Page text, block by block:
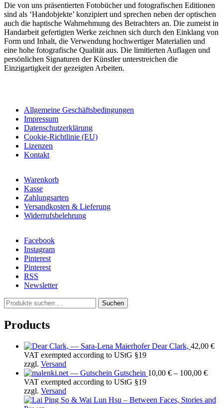
Die von uns präsentierten Fotobücher und fotografischen Editionen
sind als ‘Handobjekte’ konzipiert und sprechen neben der optischen
auch die haptische Wahrnehmung des Betrachters an. Die zumeist in
Handarbeit gefertigten Werke zeichnen sich durch den Einklang von
Form und Inhalt, die Verwendung hochwertiger Materialien und
eine hohe fotografische Qualität aus. Die limitierten Auflagen und
persönlichen Signaturen der Künstler unterstreichen die
Einzigartigkeit der gezeigten Arbeiten.
Allgemeine Geschäftsbedingungen
Impressum
Datenschutzerklärung
Cookie-Richtlinie (EU)
Lizenzen
Kontakt
Warenkorb
Kasse
Zahlungsarten
Versandkosten & Lieferung
Widerrufsbelehrung
Facebook
Instagram
Pinterest
Pinterest
RSS
Newsletter
S
u
c
h
Suchen
Products
Dear Clark, 42,00 €
VAT exempted according to UStG §19
zzgl. Versand
Gutschein 10,00 € – 100,00 €
VAT exempted according to UStG §19
zzgl. Versand